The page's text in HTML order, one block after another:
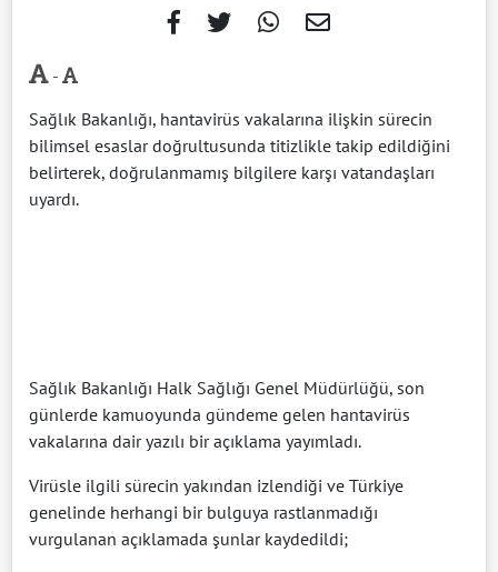
-
Sağlık Bakanlığı, hantavirüs vakalarına ilişkin sürecin
bilimsel esaslar doğrultusunda titizlikle takip edildiğini
belirterek, doğrulanmamış bilgilere karşı vatandaşları
uyardı.
Sağlık Bakanlığı Halk Sağlığı Genel Müdürlüğü, son
günlerde kamuoyunda gündeme gelen hantavirüs
vakalarına dair yazılı bir açıklama yayımladı.
Virüsle ilgili sürecin yakından izlendiği ve Türkiye
genelinde herhangi bir bulguya rastlanmadığı
vurgulanan açıklamada şunlar kaydedildi;